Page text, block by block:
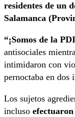
residentes de un
Salamanca
“¡Somos de la
antisociales
intimidaron con
pernoctaba en dos
Los sujetos
incluso